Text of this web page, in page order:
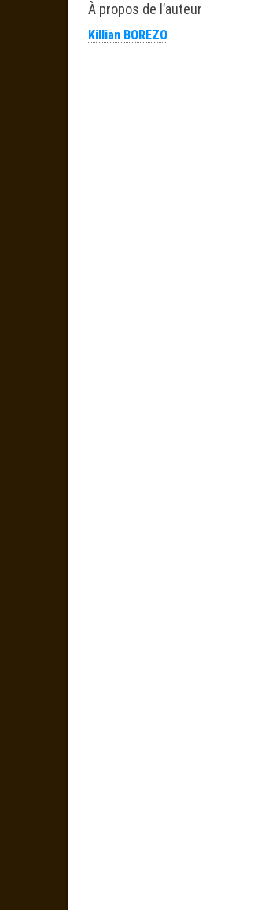
À propos de l’auteur
Killian BOREZO